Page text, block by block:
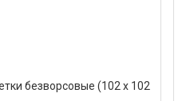
безворсовые (102 х 102